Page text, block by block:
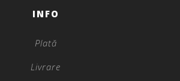
INFO
Plată
Livrare